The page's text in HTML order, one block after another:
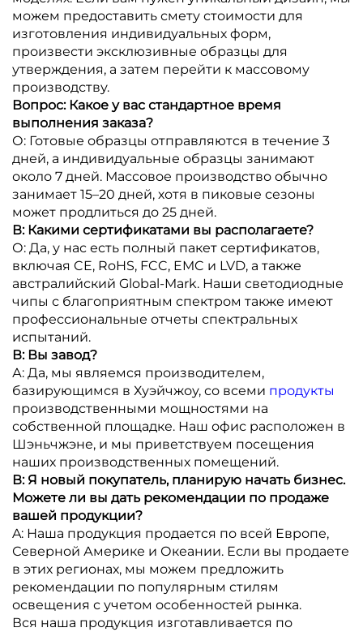
можем предоставить смету стоимости для
изготовления индивидуальных форм,
произвести эксклюзивные образцы для
утверждения, а затем перейти к массовому
производству.
Вопрос: Какое у вас стандартное время
выполнения заказа?
О: Готовые образцы отправляются в течение 3
дней, а индивидуальные образцы занимают
около 7 дней. Массовое производство обычно
занимает 15–20 дней, хотя в пиковые сезоны
может продлиться до 25 дней.
В: Какими сертификатами вы располагаете?
О: Да, у нас есть полный пакет сертификатов,
включая CE, RoHS, FCC, EMC и LVD, а также
австралийский Global-Mark. Наши светодиодные
чипы с благоприятным спектром также имеют
профессиональные отчеты спектральных
испытаний.
В: Вы завод?
А: Да, мы являемся производителем,
базирующимся в Хуэйчжоу, со всеми продукты
производственными мощностями на
собственной площадке. Наш офис расположен в
Шэньчжэне, и мы приветствуем посещения
наших производственных помещений.
В: Я новый покупатель, планирую начать бизнес.
Можете ли вы дать рекомендации по продаже
вашей продукции?
A: Наша продукция продается по всей Европе,
Северной Америке и Океании. Если вы продаете
в этих регионах, мы можем предложить
рекомендации по популярным стилям
освещения с учетом особенностей рынка.
Вся наша продукция изготавливается по